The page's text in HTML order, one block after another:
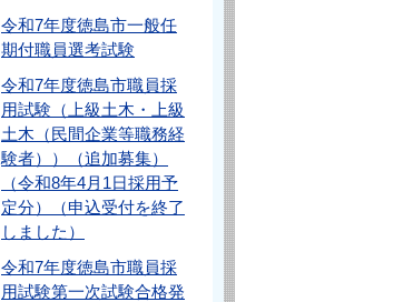
令和7年度徳島市一般任
期付職員選考試験
令和7年度徳島市職員採
用試験（上級土木・上級
土木（民間企業等職務経
験者））（追加募集）
（令和8年4月1日採用予
定分）（申込受付を終了
しました）
令和7年度徳島市職員採
用試験第一次試験合格発